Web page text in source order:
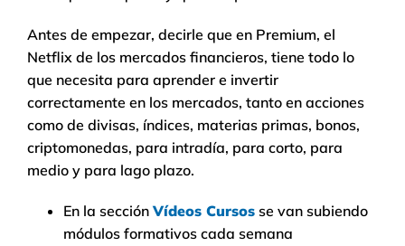
Antes de empezar, decirle que en Premium, el
Netflix de los mercados financieros, tiene todo lo
que necesita para aprender e invertir
correctamente en los mercados, tanto en acciones
como de divisas, índices, materias primas, bonos,
criptomonedas, para intradía, para corto, para
medio y para lago plazo.
En la sección Vídeos Cursos se van subiendo
módulos formativos cada semana